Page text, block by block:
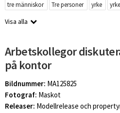
tre människor
Tre personer yrke yrke
Visa alla
Arbetskollegor
på kontor
Bildnummer: MA125825
Fotograf: Maskot
Releaser: Modellrelease och